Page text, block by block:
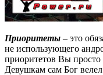
Приоритеты – это
не использующего
приоритетов Вы просто
Девушкам сам Бог